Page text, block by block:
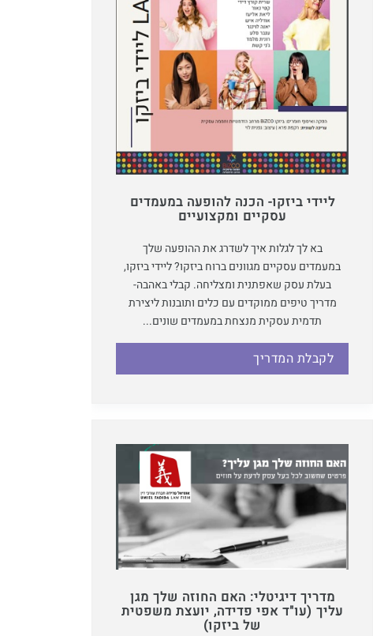
ליידי ביזקו- הכנה להופעה במעמדים
עסקיים ומקצועיים
בא לך לגלות איך לשדרג את ההופעה שלך
במעמדים עסקיים מגוונים ברוח ביזקו? ליידי ביזקו,
בעלת עסק שאפתנית ומצליחה. קבלי באהבה-
מדריך טיפים ממוקדים עם כלים ותובנות ליצירת
תדמית עסקית מנצחת במעמדים שונים...
לקבלת המדריך
מדריך דיגיטלי: האם החוזה שלך מגן
עליך (עו"ד אפי פדידה, יועצת משפטית
של ביזקו)